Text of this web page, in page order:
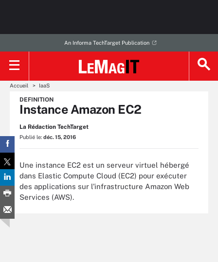
An Informa TechTarget Publication
Accueil IaaS
DEFINITION
Instance Amazon EC2
La Rédaction TechTarget
Publié le: déc. 15, 2016
Une instance EC2 est un serveur virtuel hébergé
dans Elastic Compute Cloud (EC2) pour exécuter
des applications sur l'infrastructure Amazon Web
Services (AWS).